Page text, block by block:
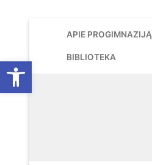
Open toolbar
APIE PROGIMNAZIJĄ
BIBLIOTEKA